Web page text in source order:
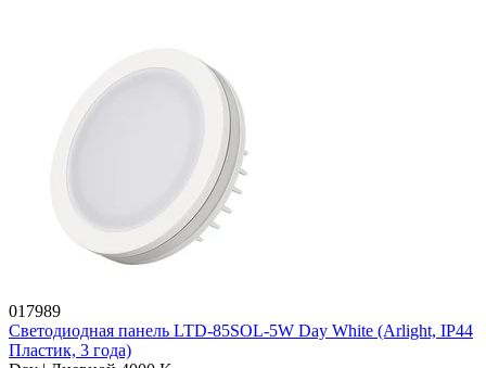
017989
Светодиодная панель LTD-85SOL-5W Day White (Arlight, IP44
Пластик, 3 года)